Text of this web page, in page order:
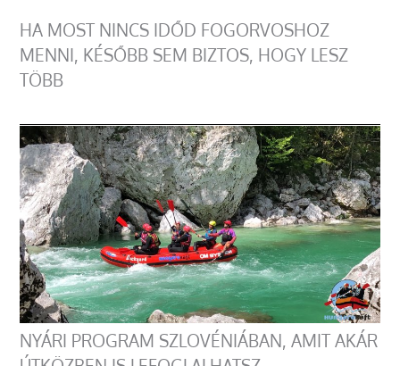
HA MOST NINCS IDŐD FOGORVOSHOZ
MENNI, KÉSŐBB SEM BIZTOS, HOGY LESZ
TÖBB
NYÁRI PROGRAM SZLOVÉNIÁBAN, AMIT AKÁR